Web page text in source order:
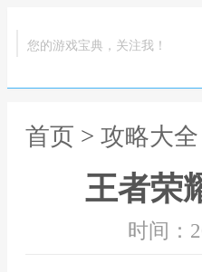
您的游戏宝典，关注我！
首页 > 攻略大全
王者荣
时间：